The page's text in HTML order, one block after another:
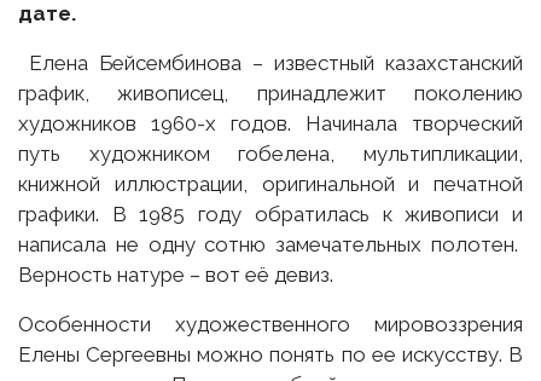
дате.
Елена Бейсембинова – известный казахстанский
график, живописец, принадлежит поколению
художников 1960-х годов. Начинала творческий
путь художником гобелена, мультипликации,
книжной иллюстрации, оригинальной и печатной
графики. В 1985 году обратилась к живописи и
написала не одну сотню замечательных полотен.
Верность натуре – вот её девиз.
Особенности художественного мировоззрения
Елены Сергеевны можно понять по ее искусству. В